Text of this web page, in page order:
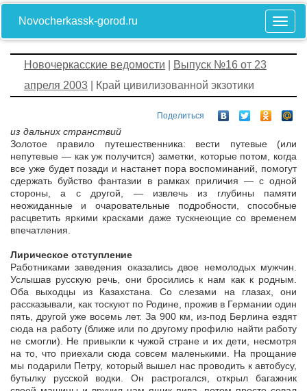
Novocherkassk-gorod.ru
Новочеркасские ведомости
Выпуск №16 от 23
апреля 2003 | Край цивилизованной экзотики
Поделиться
из дальних странствий
Золотое правило путешественника: вести путевые (или
непутевые — как уж получится) заметки, которые потом, когда
все уже будет позади и настанет пора воспоминаний, помогут
сдержать буйство фантазии в рамках приличия — с одной
стороны, а с другой, — извлечь из глубины памяти
неожиданные и очаровательные подробности, способные
расцветить яркими красками даже тускнеющие со временем
впечатления.
Лирическое отступление
Работниками заведения оказались двое немолодых мужчин.
Услышав русскую речь, они бросились к нам как к родным.
Оба выходцы из Казахстана. Со слезами на глазах, они
рассказывали, как тоскуют по Родине, прожив в Германии один
пять, другой уже восемь лет. За 900 км, из-под Берлина ездят
сюда на работу (ближе или по другому профилю найти работу
не смогли). Не привыкли к чужой стране и их дети, несмотря
на то, что приехали сюда совсем маленькими. На прощание
мы подарили Петру, который вышел нас проводить к автобусу,
бутылку русской водки. Он растрогался, открыл багажник